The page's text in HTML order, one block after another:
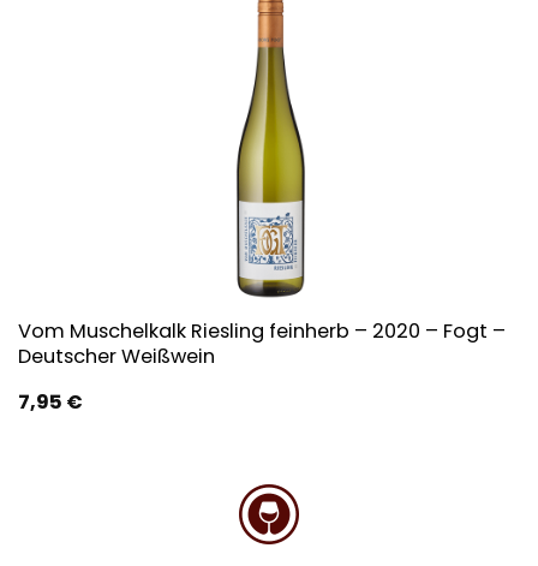
Vom Muschelkalk Riesling feinherb – 2020 – Fogt –
Deutscher Weißwein
7,95 €